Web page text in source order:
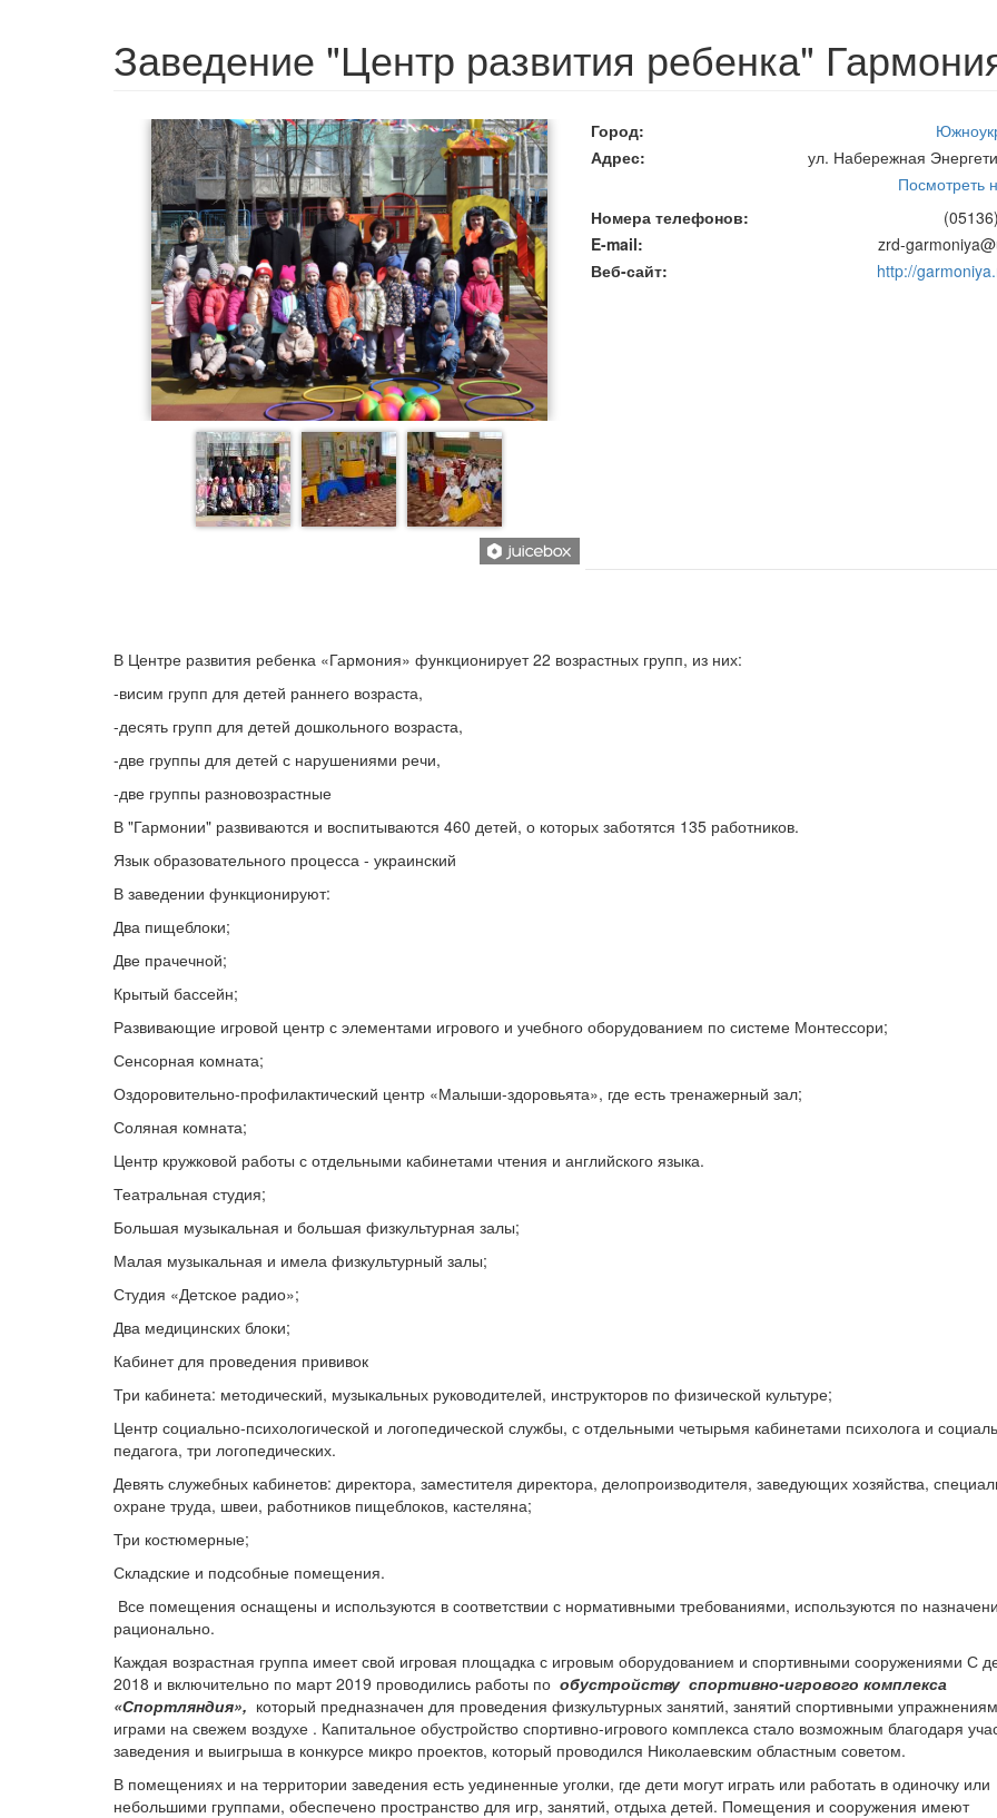
Заведение "Центр развития ребенка"
Город
Адрес
ул. Набережная
Посмотреть
Номера телефонов
E-mail
zrd-
Веб-сайт
http://
В Центре развития ребенка «Гармония» функционирует 22 возрастных групп, из них:
-висим групп для детей раннего возраста,
-десять групп для детей дошкольного возраста,
-две группы для детей с нарушениями речи,
-две группы разновозрастные
В "Гармонии" развиваются и воспитываются 460 детей, о которых заботятся 135 работников.
Язык образовательного процесса - украинский
В заведении функционируют:
Два пищеблоки;
Две прачечной;
Крытый бассейн;
Развивающие игровой центр с элементами игрового и учебного оборудованием по системе Монтессори;
Сенсорная комната;
Оздоровительно-профилактический центр «Малыши-здоровьята», где есть тренажерный зал;
Соляная комната;
Центр кружковой работы с отдельными кабинетами чтения и английского языка.
Театральная студия;
Большая музыкальная и большая физкультурная залы;
Малая музыкальная и имела физкультурный залы;
Студия «Детское радио»;
Два медицинских блоки;
Кабинет для проведения прививок
Три кабинета: методический, музыкальных руководителей, инструкторов по физической культуре;
Центр социально-психологической и логопедической службы, с отдельными четырьмя кабинетами психолога и
педагога, три логопедических.
Девять служебных кабинетов: директора, заместителя директора, делопроизводителя, заведующих хозяйства,
охране труда, швеи, работников пищеблоков, кастеляна;
Три костюмерные;
Складские и подсобные помещения.
Все помещения оснащены и используются в соответствии с нормативными требованиями, используются по
рационально.
Каждая возрастная группа имеет свой игровая площадка с игровым оборудованием и спортивными сооружениями С
2018 и включительно по март 2019 проводились работы по обустройству спортивно-игрового комплекса
«Спортляндия», который предназначен для проведения физкультурных занятий, занятий спортивными
играми на свежем воздухе . Капитальное обустройство спортивно-игрового комплекса стало возможным благодаря
заведения и выигрыша в конкурсе микро проектов, который проводился Николаевским областным советом.
В помещениях и на территории заведения есть уединенные уголки, где дети могут играть или работать в одиночку или
небольшими группами, обеспечено пространство для игр, занятий, отдыха детей. Помещения и сооружения имеют